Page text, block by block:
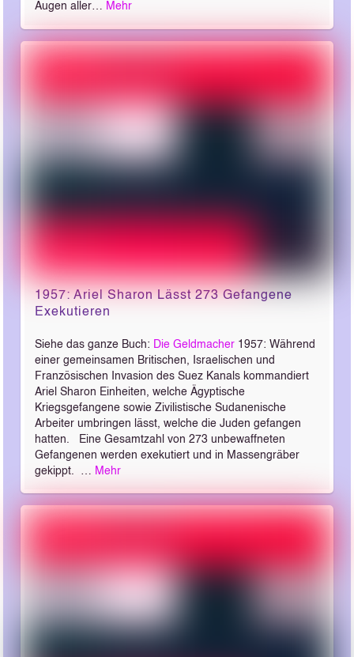
Augen aller… Mehr
1957: Ariel Sharon Lässt 273 Gefangene
Exekutieren
Siehe das ganze Buch: Die Geldmacher 1957: Während
einer gemeinsamen Britischen, Israelischen und
Französischen Invasion des Suez Kanals kommandiert
Ariel Sharon Einheiten, welche Ägyptische
Kriegsgefangene sowie Zivilistische Sudanenische
Arbeiter umbringen lässt, welche die Juden gefangen
hatten. Eine Gesamtzahl von 273 unbewaffneten
Gefangenen werden exekutiert und in Massengräber
gekippt. … Mehr